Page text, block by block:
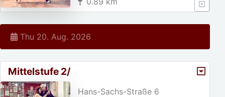
Thu 20. Aug. 2026
Mittelstufe 2/
Hans-Sachs-Straße 6